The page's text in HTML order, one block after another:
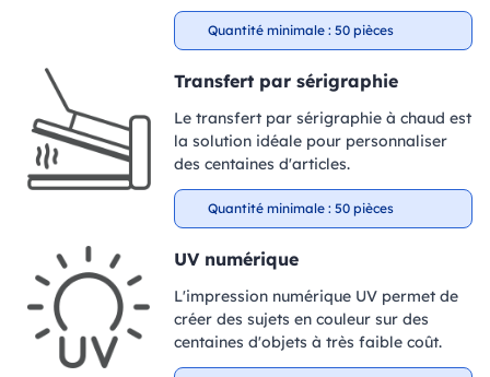
Quantité minimale : 50 pièces
Transfert par sérigraphie
Le transfert par sérigraphie à chaud est
la solution idéale pour personnaliser
des centaines d'articles.
Quantité minimale : 50 pièces
UV numérique
L'impression numérique UV permet de
créer des sujets en couleur sur des
centaines d'objets à très faible coût.